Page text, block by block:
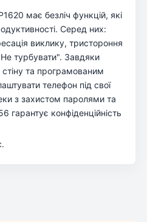
має безліч функцій, які
Серед них:
виклику, тристороння
турбувати". Завдяки
та програмованим
телефон під свої
з захистом паролями та
конфіденційність